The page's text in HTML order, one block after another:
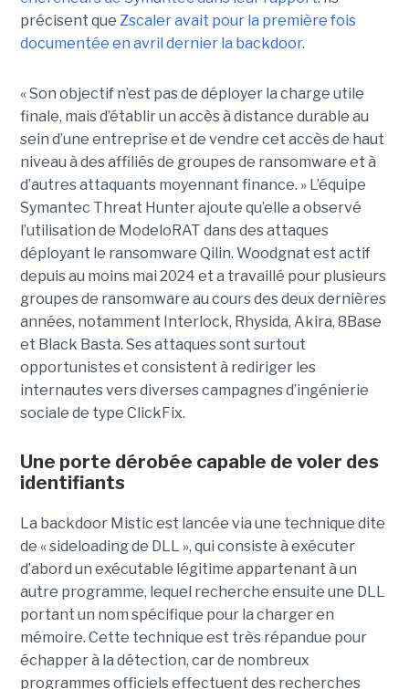
précisent que Zscaler avait pour la première fois
documentée en avril dernier la backdoor.
« Son objectif n’est pas de déployer la charge utile
finale, mais d’établir un accès à distance durable au
sein d’une entreprise et de vendre cet accès de haut
niveau à des affiliés de groupes de ransomware et à
d’autres attaquants moyennant finance. » L’équipe
Symantec Threat Hunter ajoute qu’elle a observé
l’utilisation de ModeloRAT dans des attaques
déployant le ransomware Qilin. Woodgnat est actif
depuis au moins mai 2024 et a travaillé pour plusieurs
groupes de ransomware au cours des deux dernières
années, notamment Interlock, Rhysida, Akira, 8Base
et Black Basta. Ses attaques sont surtout
opportunistes et consistent à rediriger les
internautes vers diverses campagnes d’ingénierie
sociale de type ClickFix.
Une porte dérobée capable de voler des
identifiants
La backdoor Mistic est lancée via une technique dite
de « sideloading de DLL », qui consiste à exécuter
d’abord un exécutable légitime appartenant à un
autre programme, lequel recherche ensuite une DLL
portant un nom spécifique pour la charger en
mémoire. Cette technique est très répandue pour
échapper à la détection, car de nombreux
programmes officiels effectuent des recherches